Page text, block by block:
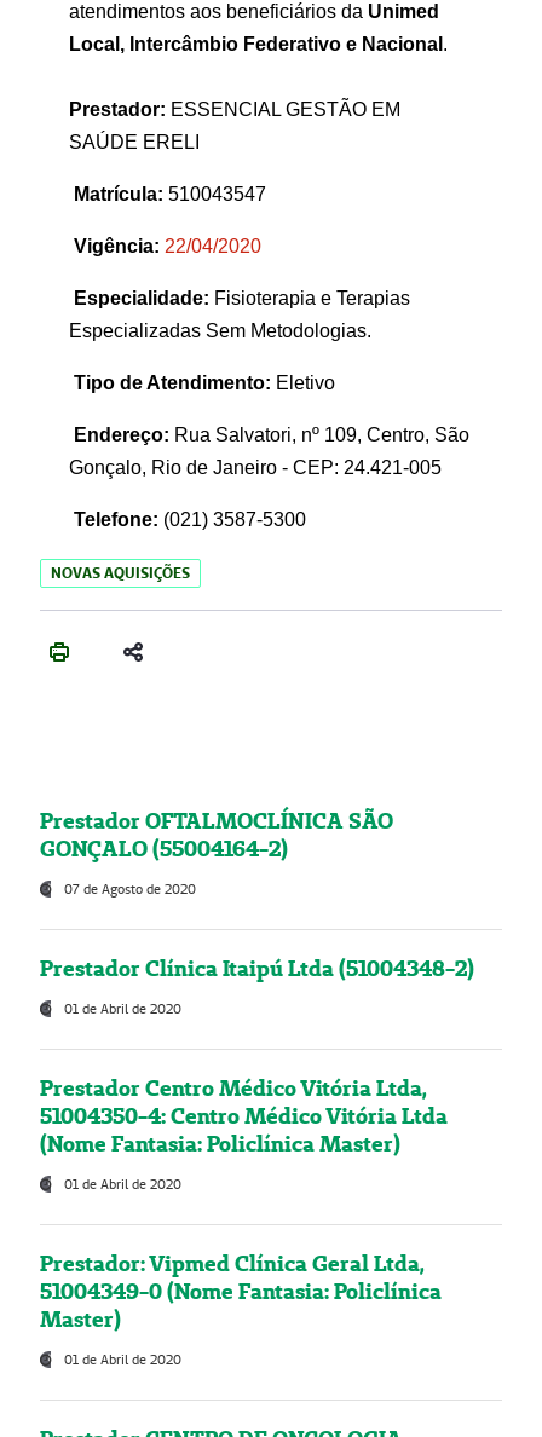
atendimentos aos beneficiários da Unimed
Local, Intercâmbio Federativo e Nacional .
Prestador: ESSENCIAL GESTÃO EM
SAÚDE ERELI
Matrícula: 510043547
Vigência: 22/04/2020
Especialidade: Fisioterapia e Terapias
Especializadas Sem Metodologias.
Tipo de Atendimento: Eletivo
Endereço: Rua Salvatori, nº 109, Centro, São
Gonçalo, Rio de Janeiro - CEP: 24.421-005
Telefone: (021) 3587-5300
NOVAS AQUISIÇÕES
Prestador OFTALMOCLÍNICA SÃO
GONÇALO (55004164-2)
07 de Agosto de 2020
Prestador Clínica Itaipú Ltda (51004348-2)
01 de Abril de 2020
Prestador Centro Médico Vitória Ltda,
51004350-4: Centro Médico Vitória Ltda
(Nome Fantasia: Policlínica Master)
01 de Abril de 2020
Prestador: Vipmed Clínica Geral Ltda,
51004349-0 (Nome Fantasia: Policlínica
Master)
01 de Abril de 2020